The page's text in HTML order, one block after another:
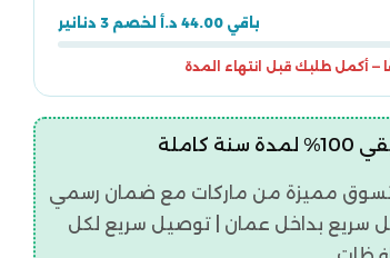
باقي 44.00 د.أ لخصم 3 دنانير
— أكمل طلبك قبل انتهاء المدة
تسوق مميزة من ماركات مع ضمان رسمي
سريع بداخل عمان | توصيل سريع لكل